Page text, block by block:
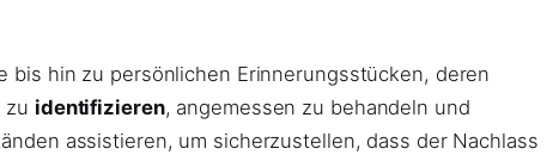
bis hin zu persönlichen Erinnerungsstücken, deren
zu identifizieren, angemessen zu behandeln und
assistieren, um sicherzustellen, dass der Nachlass